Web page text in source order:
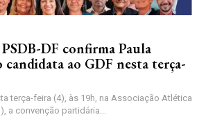
DF confirma Paula
ao GDF nesta terça-
terça-feira (4), às 19h, na Associação Atlética
a convenção partidária...